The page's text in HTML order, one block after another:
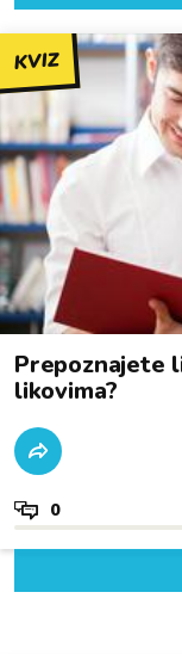
KVIZ
Prepoznajete
likovima?
0